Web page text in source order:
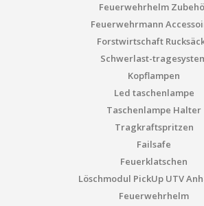
Feuerwehrhelm
Feuerwehrmann
Forstwirtschaft
Schwerlast-
Kopflampen
Led taschenlampe
Taschenlampe Halter
Tragkraftspritzen
Failsafe
Feuerklatschen
Löschmodul PickUp UTV
Feuerwehrhelm